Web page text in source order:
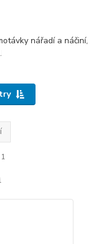
nářadí a náčiní,